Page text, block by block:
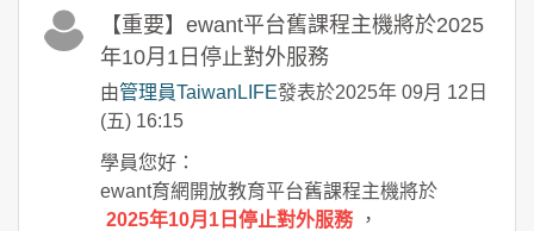
【重要】ewant平台舊課程主機將於2025
年10月1日停止對外服務
由管理員TaiwanLIFE發表於2025年 09月 12日
(五) 16:15
學員您好：
ewant育網開放教育平台舊課程主機將於
2025年10月1日停止對外服務
，